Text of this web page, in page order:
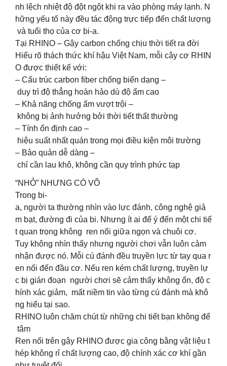
nh lệch nhiệt độ đột ngột khi ra vào phòng máy lạnh. N
hững yếu tố này đều tác động trực tiếp đến chất lượng
và tuổi thọ của cơ bi-a.
Tại RHINO – Gậy carbon chống chịu thời tiết ra đời
Hiểu rõ thách thức khí hậu Việt Nam, mỗi cây cơ RHIN
O được thiết kế với:
– Cấu trúc carbon fiber chống biến dạng –
duy trì độ thẳng hoàn hảo dù độ ẩm cao
– Khả năng chống ẩm vượt trội –
không bị ảnh hưởng bởi thời tiết thất thường
– Tính ổn định cao –
hiệu suất nhất quán trong mọi điều kiện môi trường
– Bảo quản dễ dàng –
chỉ cần lau khô, không cần quy trình phức tạp
“NHỎ” NHƯNG CÓ VÕ
Trong bi-
a, người ta thường nhìn vào lực đánh, công nghệ giả
m bạt, đường đi của bi. Nhưng ít ai để ý đến một chi tiế
t quan trọng không ren nối giữa ngọn và chuôi cơ.
Tuy không nhìn thấy nhưng người chơi vẫn luôn cảm
nhận được nó. Mỗi cú đánh đều truyền lực từ tay qua r
en nối đến đầu cơ. Nếu ren kém chất lượng, truyền lự
c bị gián đoạn người chơi sẽ cảm thấy không ổn, độ c
hính xác giảm, mất niềm tin vào từng cú đánh mà khô
ng hiểu tại sao.
RHINO luôn chăm chút từ những chi tiết bạn không để
tâm
Ren nối trên gậy RHINO được gia công bằng vật liệu t
hép không rỉ chất lượng cao, độ chính xác cơ khí gần